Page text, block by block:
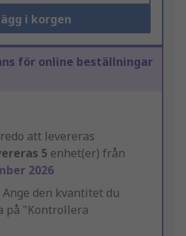
i korgen
för online beställningar
att levereras
5 enhet(er) från
2026
Ange den kvantitet du
på "Kontrollera